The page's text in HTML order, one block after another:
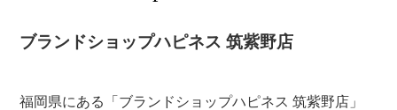
ブランドショップハピネス 筑紫野店
福岡県にある「ブランドショップハピネス 筑紫野店」